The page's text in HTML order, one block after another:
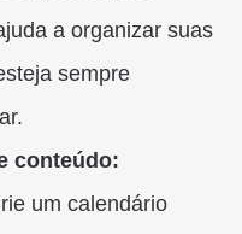
a organizar suas
sempre
conteúdo:
um calendário